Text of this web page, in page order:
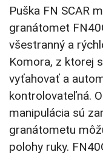
Puška FN SCAR
granátomet
všestranný a
Komora, z ktorej
vyťahovať a
kontrolovateľná.
manipulácia sú
granátometu
polohy ruky.